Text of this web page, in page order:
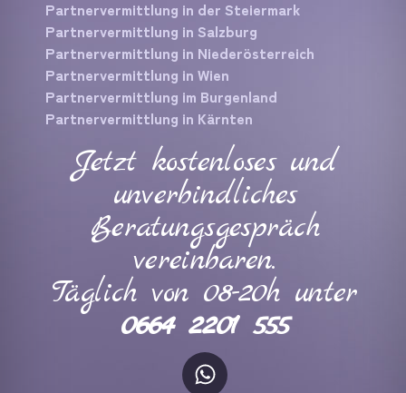
Partnervermittlung in der Steiermark
Partnervermittlung in Salzburg
Partnervermittlung in Niederösterreich
Partnervermittlung in Wien
Partnervermittlung im Burgenland
Partnervermittlung in Kärnten
Jetzt kostenloses und
unverbindliches
Beratungsgespräch
vereinbaren.
Täglich von 08-20h unter
0664 2201 555